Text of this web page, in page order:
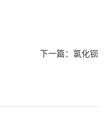
下一篇： 氯化钡